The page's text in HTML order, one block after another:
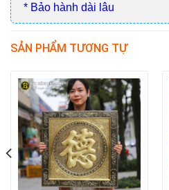
* Bảo hành dài lâu
SẢN PHẨM TƯƠNG TỰ